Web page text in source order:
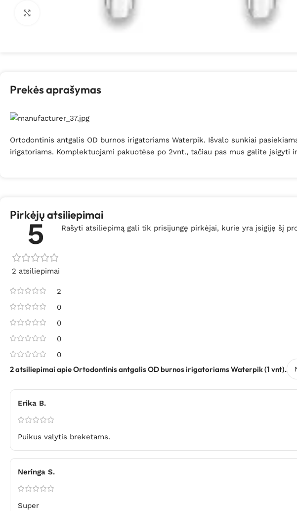
Spustelėkite, kad padidintumėte
Prekės aprašymas
Ortodontinis antgalis OD burnos irigatoriams Waterpik. Išvalo sunkiai
irigatoriams. Komplektuojami pakuotėse po 2vnt., tačiau pas mus galite įsigyti
Pirkėjų atsiliepimai
5
2 atsiliepimai
2
0
0
0
0
2 atsiliepimai apieOrtodontinis antgalis OD burnos irigatoriams Waterpik (1 vnt).
Erika B.
Puikus valytis breketams.
Neringa S.
Super
Rašyti atsiliepimą gali tik prisijungę pirkėjai, kurie yra įsigiję šį